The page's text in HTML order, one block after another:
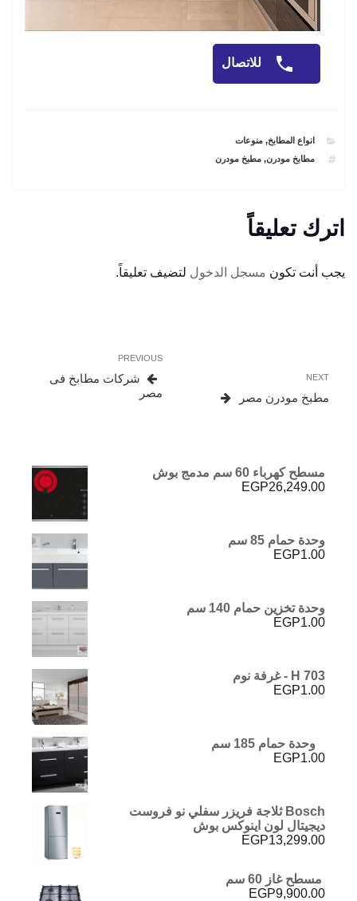
للاتصال
CATEGORIES
انواع المطابخ,منوعات
TAGS
مطابخ مودرن,مطبخ مودرن
اترك تعليقاً
يجب أنت تكون مسجل الدخول لتضيف تعليقاً.
المقالات
Previous
Post
PREVIOUS
شركات مطابخ فى
مصر
Next
Post
NEXT
مطبخ مودرن مصر
مسطح كهرباء 60 سم مدمج بوش
EGP26,249.00
وحدة حمام 85 سم
EGP1.00
وحدة تخزين حمام 140 سم
EGP1.00
H 703 - غرفة نوم
EGP1.00
وحدة حمام 185 سم
EGP1.00
Bosch ثلاجة فريزر سفلي نو فروست
ديجيتال لون اينوكس بوش
EGP13,299.00
مسطح غاز 60 سم
EGP9,900.00